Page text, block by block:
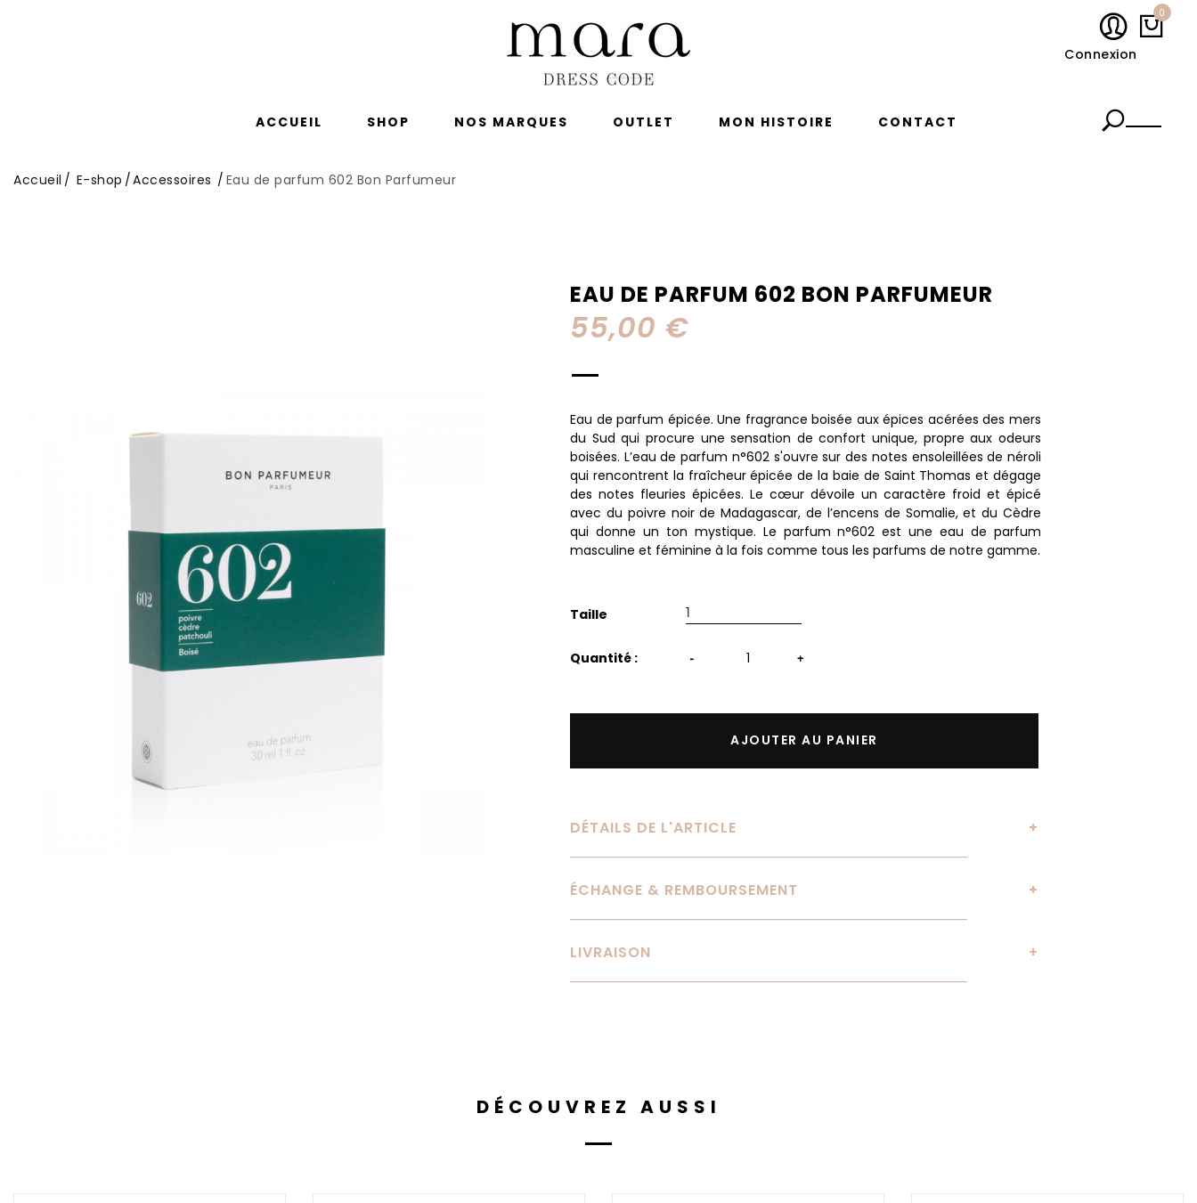
ACCUEIL SHOP NOS MARQUES OUTLET MON HISTOIRE CONTACT
0
Connexion
ACCUEIL SHOP NOS MARQUES
Accueil E-shop Accessoires Eau de parfum 602 Bon Parfumeur
EAU DE PARFUM 602 BON PARFUMEUR
55,00 €
Eau de parfum épicée. Une fragrance boisée aux épices acérées des mers
du Sud qui procure une sensation de confort unique, propre aux odeurs
boisées. L’eau de parfum n°602 s'ouvre sur des notes ensoleillées de néroli
qui rencontrent la fraîcheur épicée de la baie de Saint Thomas et dégage
des notes fleuries épicées. Le cœur dévoile un caractère froid et épicé
avec du poivre noir de Madagascar, de l’encens de Somalie, et du Cèdre
qui donne un ton mystique. Le parfum n°602 est une eau de parfum
masculine et féminine à la fois comme tous les parfums de notre gamme.
Taille 1
Quantité : - +
AJOUTER AU PANIER
DÉTAILS DE L'ARTICLE
ÉCHANGE & REMBOURSEMENT
LIVRAISON
DÉCOUVREZ AUSSI